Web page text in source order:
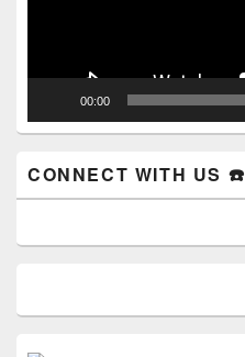
00:00
CONNECT WITH US ☎️